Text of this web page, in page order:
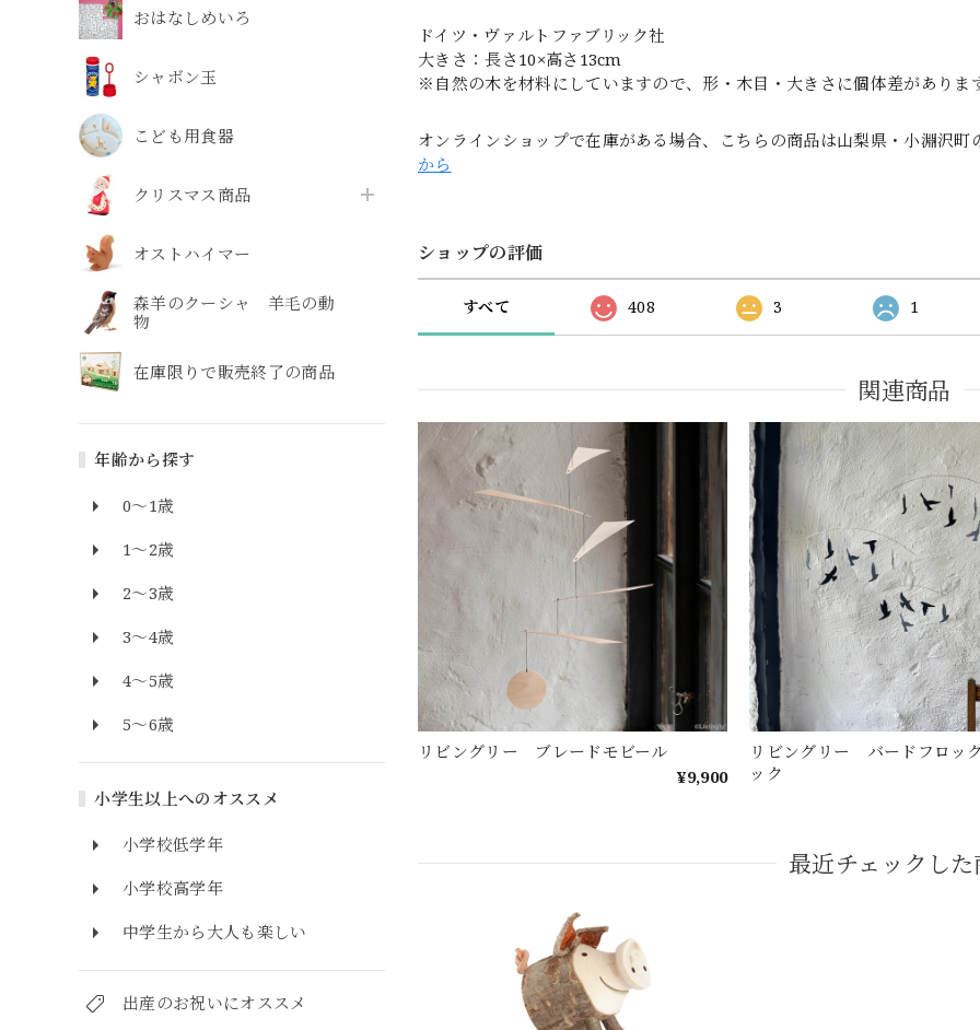
おはなしめいろ
シャボン玉
こども用食器
クリスマス商品
オストハイマー
森羊のクーシャ 羊毛の動
物
在庫限りで販売終了の商品
年齢から探す
0～1歳
1～2歳
2～3歳
3～4歳
4～5歳
5～6歳
小学生以上へのオススメ
小学校低学年
小学校高学年
中学生から大人も楽しい
出産のお祝いにオススメ
ドイツ・ヴァルトファブリック社
大きさ：長さ10×高さ13cm
※自然の木を材料にしていますので、形・木目・大きさに個体差がありま
オンラインショップで在庫がある場合、こちらの商品は山梨県・小淵沢
から
ショップの評価
すべて 408 3 1
関連商品
リビングリー ブレードモビール
¥9,900
リビングリー バードフロッ
ック
最近チェックし